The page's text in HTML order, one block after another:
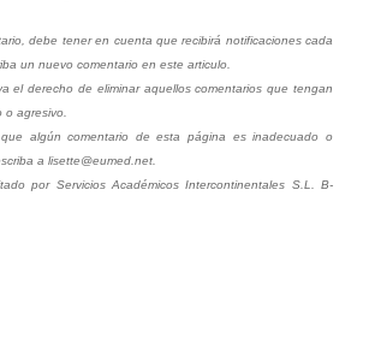
debe tener en cuenta que recibirá notificaciones cada
un nuevo comentario en este articulo.
el derecho de eliminar aquellos comentarios que tengan
agresivo.
algún comentario de esta página es inadecuado o
a lisette@eumed.net.
por Servicios Académicos Intercontinentales S.L. B-